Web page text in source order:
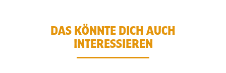
DAS KÖNNTE DICH AUCH
INTERESSIEREN